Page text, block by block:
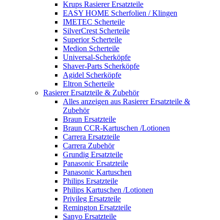
Krups Rasierer Ersatzteile
EASY HOME Scherfolien / Klingen
IMETEC Scherteile
SilverCrest Scherteile
Superior Scherteile
Medion Scherteile
Universal-Scherköpfe
Shaver-Parts Scherköpfe
Agidel Scherköpfe
Eltron Scherteile
Rasierer Ersatzteile & Zubehör
Alles anzeigen aus Rasierer Ersatzteile &
Zubehör
Braun Ersatzteile
Braun CCR-Kartuschen /Lotionen
Carrera Ersatzteile
Carrera Zubehör
Grundig Ersatzteile
Panasonic Ersatzteile
Panasonic Kartuschen
Philips Ersatzteile
Philips Kartuschen /Lotionen
Privileg Ersatzteile
Remington Ersatzteile
Sanyo Ersatzteile